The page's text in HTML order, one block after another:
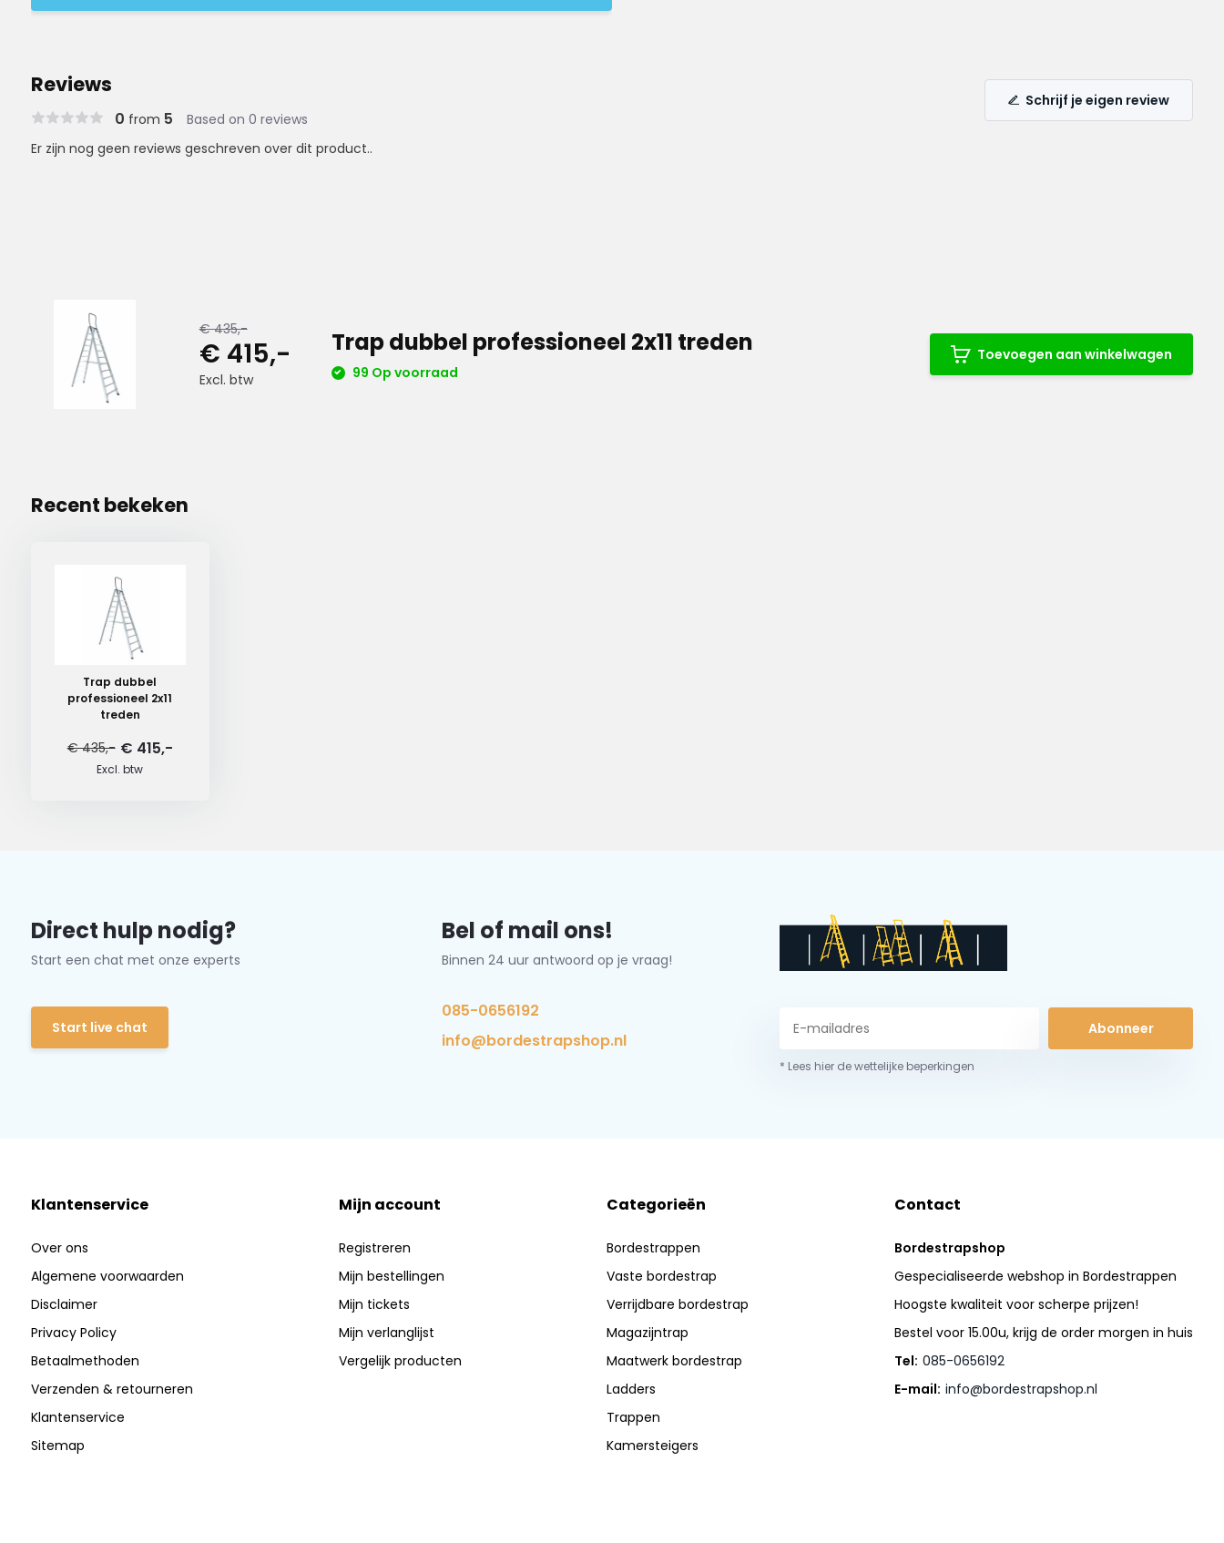
Reviews
0 from 5 Based on 0 reviews
Schrijf je eigen review
Er zijn nog geen reviews geschreven over dit product..
€ 435,-
€ 415,-
Excl. btw
Trap dubbel professioneel 2x11 treden
99 Op voorraad
Toevoegen aan winkelwagen
Recent bekeken
Trap dubbel
professioneel 2x11
treden
€ 435,- € 415,-
Excl. btw
Direct hulp nodig?
Start een chat met onze experts
Start live chat
Bel of mail ons!
Binnen 24 uur antwoord op je vraag!
085-0656192
info@bordestrapshop.nl
Abonneer
* Lees hier de wettelijke beperkingen
Klantenservice
Over ons
Algemene voorwaarden
Disclaimer
Privacy Policy
Betaalmethoden
Verzenden & retourneren
Klantenservice
Sitemap
Mijn account
Registreren
Mijn bestellingen
Mijn tickets
Mijn verlanglijst
Vergelijk producten
Categorieën
Bordestrappen
Vaste bordestrap
Verrijdbare bordestrap
Magazijntrap
Maatwerk bordestrap
Ladders
Trappen
Kamersteigers
Contact
Bordestrapshop
Gespecialiseerde webshop in Bordestrappen
Hoogste kwaliteit voor scherpe prijzen!
Bestel voor 15.00u, krijg de order morgen in huis
Tel: 085-0656192
E-mail: info@bordestrapshop.nl